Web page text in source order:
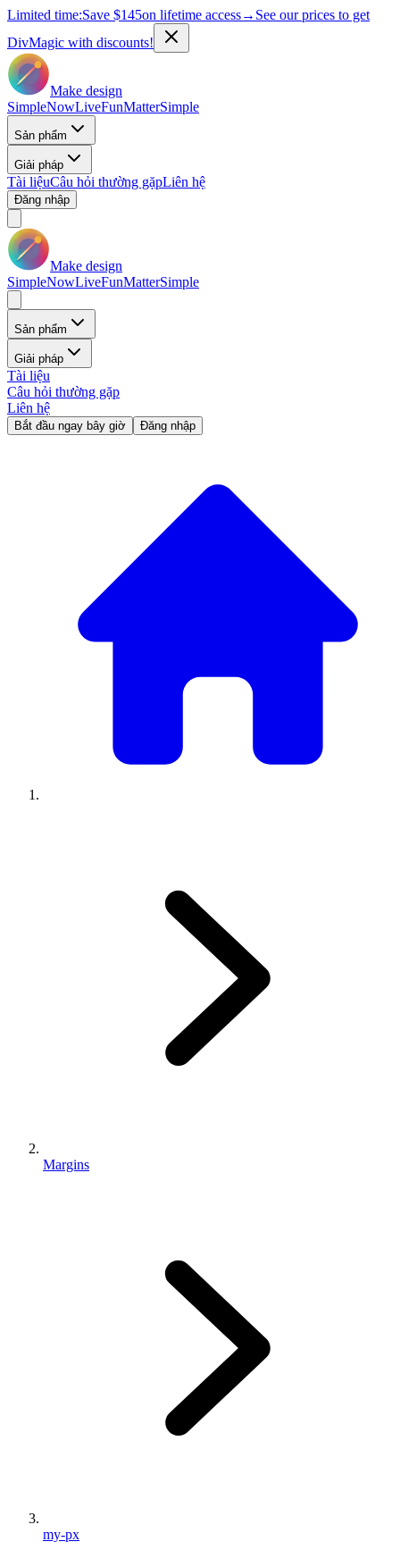
Limited time:Save $145on lifetime access→ See our prices to get
DivMagic with discounts!
Make design
SimpleNowLiveFunMatterSimple
Sản phẩm
Giải pháp
Tài liệuCâu hỏi thường gặpLiên hệ
Đăng nhập
Make design
SimpleNowLiveFunMatterSimple
Sản phẩm
Giải pháp
Tài liệu
Câu hỏi thường gặp
Liên hệ
Bắt đầu ngay bây giờ Đăng nhập
Margins
my-px